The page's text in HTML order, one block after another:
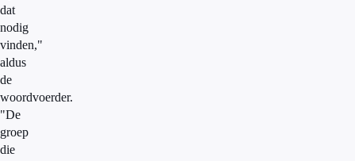
dat
nodig
vinden,"
aldus
de
woordvoerder.
"De
groep
die